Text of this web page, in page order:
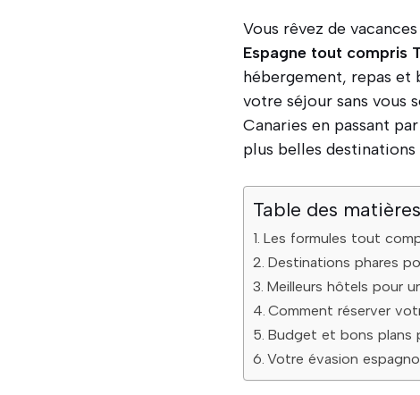
Vous rêvez de
Espagne tout compris
hébergement, repas
votre séjour sans vous
Canaries en passant
plus belles destinations
Table des matières
Les formules tout
Destinations phares
Meilleurs hôtels pour
Comment réserver
Budget et bons plans
Votre évasion